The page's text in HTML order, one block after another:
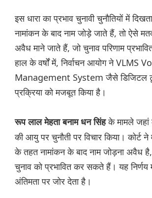
इस धारा का प्रभाव चुनावी चुनौतियों में
नामांकन के बाद नाम जोड़े जाते हैं, तो ऐसे
अवैध माने जाते हैं, जो चुनाव परिणाम
हाल के वर्षों में, निर्वाचन आयोग ने VLMS
Management System जैसे डिजिटल
प्रक्रिया को मजबूत किया है।
रूप लाल मेहता बनाम धन सिंहके मामले जहां
की आयु पर चुनौती पर विचार किया। कोर्ट ने
के तहत नामांकन के बाद नाम जोड़ना अवैध
चुनाव को प्रभावित कर सकते हैं। यह निर्णय
अंतिमता पर जोर देता है।